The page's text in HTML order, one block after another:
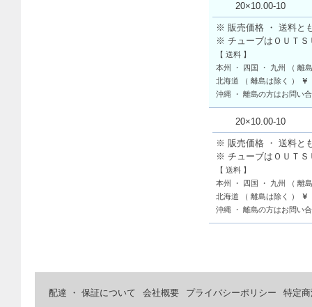
20×10.00-10
※ 販売価格 ・ 送料と
※ チューブはＯＵＴＳ
【 送料 】
本州 ・ 四国 ・ 九州 （ 離
北海道 （ 離島は除く ）
￥
沖縄 ・ 離島の方はお問い
20×10.00-10
※ 販売価格 ・ 送料と
※ チューブはＯＵＴＳ
【 送料 】
本州 ・ 四国 ・ 九州 （ 離
北海道 （ 離島は除く ）
￥
沖縄 ・ 離島の方はお問い
配達 ・ 保証について 会社概要 プライバシーポリシー 特定